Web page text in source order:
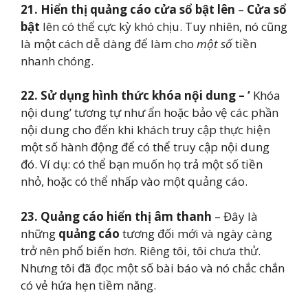
21. Hiển thị quảng cáo cửa sổ bật lên – Cửa sổ
bật lên có thể cực kỳ khó chịu. Tuy nhiên, nó cũng
là một cách dễ dàng để làm cho một sốtiền
nhanh chóng.
22. Sử dụng hình thức khóa nội dung – ‘ Khóa
nội dung’ tương tự như ẩn hoặc bảo vệ các phần
nội dung cho đến khi khách truy cập thực hiện
một số hành động để có thể truy cập nội dung
đó. Ví dụ: có thể bạn muốn họ trả một số tiền
nhỏ, hoặc có thể nhấp vào một quảng cáo.
23. Quảng cáo hiển thị âm thanh – Đây là
những quảng cáo tương đối mới và ngày càng
trở nên phổ biến hơn. Riêng tôi, tôi chưa thử.
Nhưng tôi đã đọc một số bài báo và nó chắc chắn
có vẻ hứa hẹn tiềm năng.